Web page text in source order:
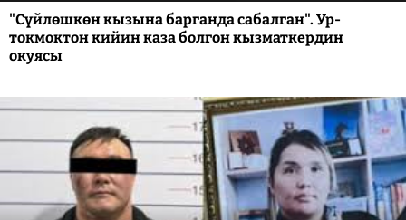
"Сүйлөшкөн кызына барганда сабалган". Ур-
токмоктон кийин каза болгон кызматкердин
окуясы